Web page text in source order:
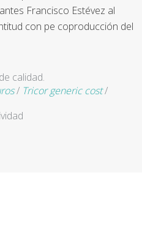
Francisco Estévez al
con pe coproducción del
/ Tricor generic cost/
calidad.